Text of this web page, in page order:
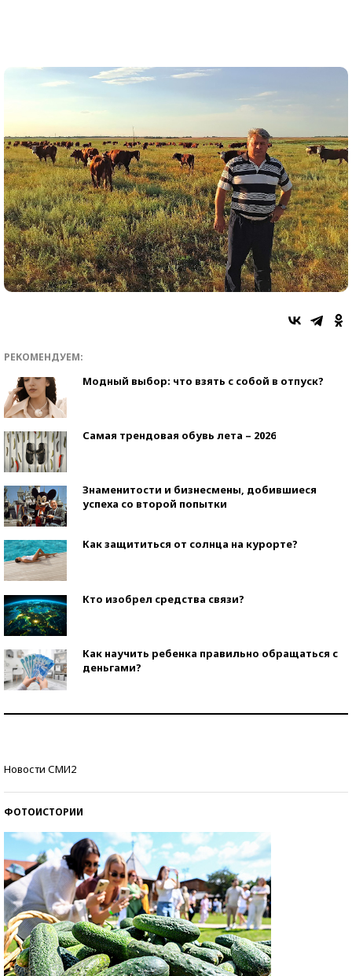
РЕКОМЕНДУЕМ:
Модный выбор: что взять с собой в отпуск?
Самая трендовая обувь лета – 2026
Знаменитости и бизнесмены, добившиеся
успеха со второй попытки
Как защититься от солнца на курорте?
Кто изобрел средства связи?
Как научить ребенка правильно обращаться с
деньгами?
Новости СМИ2
ФОТОИСТОРИИ